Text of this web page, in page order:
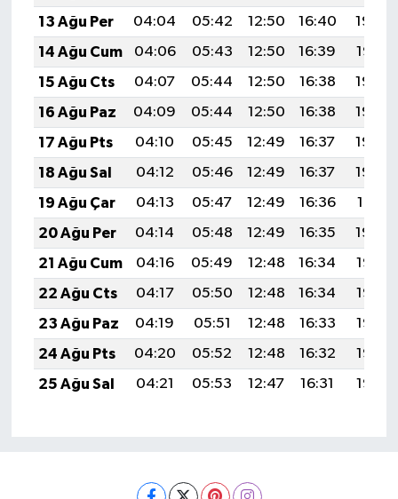
13 Ağu Per
04:04 05:42 12:50 16:40
19:49
14 Ağu Cum
04:06 05:43 12:50 16:39
19:47
15 Ağu Cts
04:07 05:44 12:50 16:38
19:46
16 Ağu Paz
04:09 05:44 12:50 16:38
19:45
17 Ağu Pts
04:10 05:45 12:49 16:37
19:43
18 Ağu Sal
04:12 05:46 12:49 16:37
19:42
19 Ağu Çar
04:13 05:47 12:49 16:36
19:41
20 Ağu Per
04:14 05:48 12:49 16:35
19:39
21 Ağu Cum
04:16 05:49 12:48 16:34
19:38
22 Ağu Cts
04:17 05:50 12:48 16:34
19:36
23 Ağu Paz
04:19 05:51 12:48 16:33
19:35
24 Ağu Pts
04:20 05:52 12:48 16:32
19:33
25 Ağu Sal
04:21 05:53 12:47 16:31 19:32